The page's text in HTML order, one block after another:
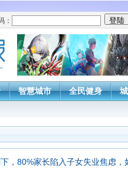
：
智慧城市 全民健身
，80%家长陷入子女失业焦虑，